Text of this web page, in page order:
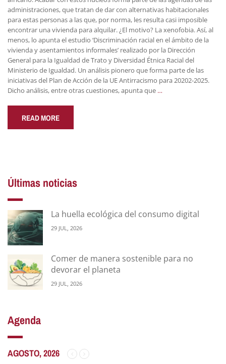
administraciones, que tratan de dar con alternativas habitacionales
para estas personas a las que, por norma, les resulta casi imposible
encontrar una vivienda para alquilar. ¿El motivo? La xenofobia. Así, al
menos, lo apunta el estudio ‘Discriminación racial en el ámbito de la
vivienda y asentamientos informales’ realizado por la Dirección
General para la Igualdad de Trato y Diversidad Étnica Racial del
Ministerio de Igualdad. Un análisis pionero que forma parte de las
iniciativas del Plan de Acción de la UE Antirracismo para 20202-2025.
Dicho análisis, entre otras cuestiones, apunta que …
READ MORE
Últimas noticias
La huella ecológica del consumo digital
29 JUL, 2026
Comer de manera sostenible para no
devorar el planeta
29 JUL, 2026
Agenda
AGOSTO, 2026